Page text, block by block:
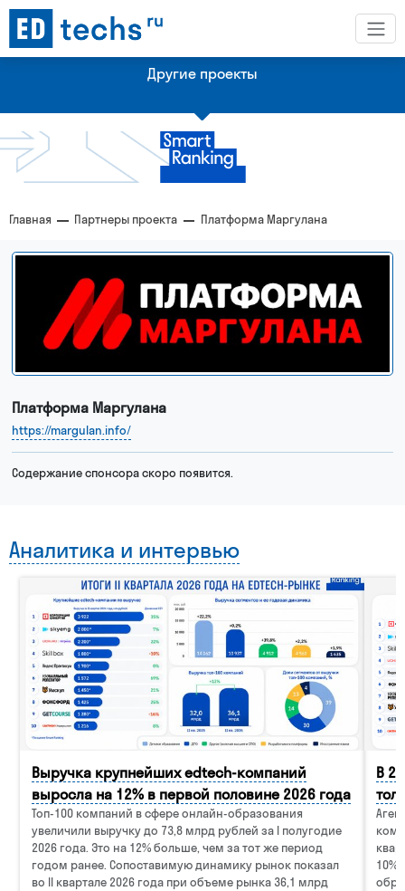
Другие проекты
Рейтинг крупнейших эдтех-компании Казахстана
Рейтинг крупнейших эдтех-компании мира
Рейтинг и премия быстрорастущих технологических компаний
Главная Партнеры проекта Платформа Маргулана
Платформа Маргулана
https://margulan.info/
Содержание спонсора скоро появится.
Аналитика и интервью
Выручка крупнейших edtech-компаний
выросла на 12% в первой половине 2026 года
Топ-100 компаний в сфере онлайн-образования
увеличили выручку до 73,8 млрд рублей за I полугодие
2026 года. Это на 12% больше, чем за тот же период
годом ранее. Сопоставимую динамику рынок показал
во II квартале 2026 года при объеме рынка 36,1 млрд
В